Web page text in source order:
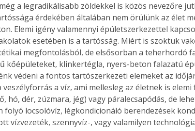
a legradikálisabb zöldekkel is közös nevezőre
érdekében általában nem örülünk az élet
Elemi igény valamennyi épületszerkezettel
esetében is a tartósság. Miért is szoktuk
megfontolásból, de elsősorban a teherhordó
kőépületeket, klinkertégla, nyers-beton falazatú
védeni a fontos tartószerkezeti elemeket az
a víz, ami mellesleg az életnek is elemi
hó, dér, zúzmara, jég) vagy páralecsapódás, de
folyó locsolóvíz, légkondicionáló berendezések
vízvezeték, szennyvíz-, vagy valamilyen